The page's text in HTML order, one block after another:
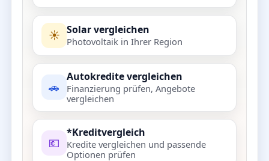
☀️ Solar vergleichen
Photovoltaik in Ihrer Region
🚗
Autokredite vergleichen
Finanzierung prüfen, Angebote
vergleichen
💶
*Kreditvergleich
Kredite vergleichen und passende
Optionen prüfen